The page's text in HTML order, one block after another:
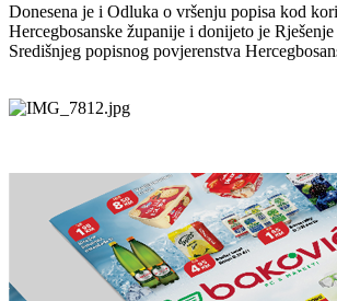
Donesena je i Odluka o vršenju popisa kod
Hercegbosanske županije i donijeto je
Središnjeg popisnog povjerenstva